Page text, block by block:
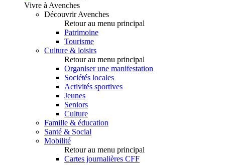
Vivre à Avenches
Découvrir Avenches
Retour au menu principal
Patrimoine
Tourisme
Culture & loisirs
Retour au menu principal
Organiser une manifestation
Sociétés locales
Activités sportives
Jeunes
Seniors
Culture
Famille & éducation
Santé & Social
Mobilité
Retour au menu principal
Cartes journalières CFF